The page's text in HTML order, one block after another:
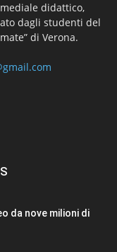
didattico,
dagli studenti del
di Verona.
da nove milioni di